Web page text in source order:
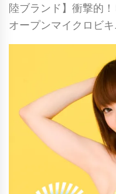
陸ブランド】衝撃的
オープンマイクロビ